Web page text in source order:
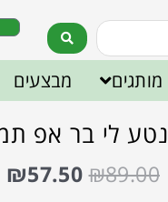
מותגים מבצעים
נטע לי בר אפ
₪89.00
₪57.50